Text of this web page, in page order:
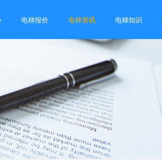
电梯报价 电梯资讯 电梯知识